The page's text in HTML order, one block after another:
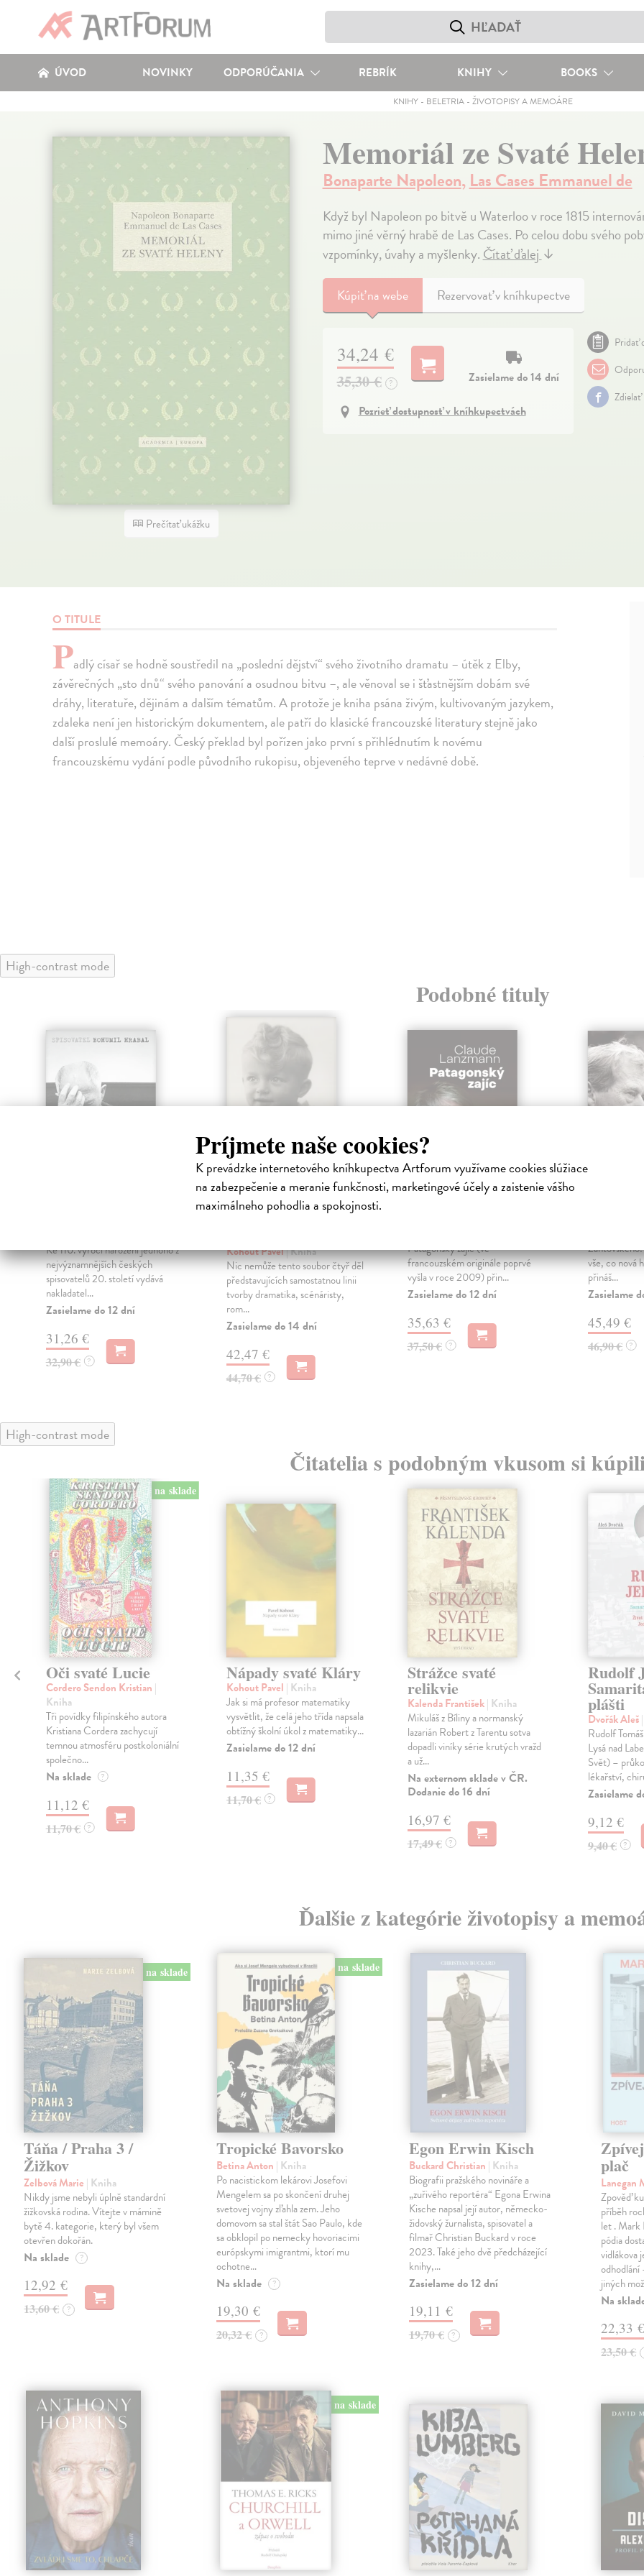
Príjmete naše cookies?
K prevádzke internetového kníhkupectva Artforum využívame cookies slúžiace
na zabezpečenie a meranie funkčnosti, marketingové účely a zaistenie vášho
maximálneho pohodlia a spokojnosti.
ÚVOD NOVINKY ODPORÚČANIA REBRÍK KNIHY BOOKS
KNIHY- BELETRIA- ŽIVOTOPISY A MEMOÁRE
Prečítať ukážku
Memoriál ze Svaté
Bonaparte Napoleon,Las Cases Emmanuel de
Když byl Napoleon po bitvě u Waterloo v roce 1815
mimo jiné věrný hrabě de Las Cases. Po celou dobu svého
vzpomínky, úvahy a myšlenky.Čítať ďalej↓
Kúpiťna webe Rezervovať v kníhkupectve
34,24 €
35,30 € ?
Zasielame do 14 dní
Pozrieť dostupnosť v kníhkupectvách
Pridať
Zdielať
O TITULE
Padlý císař se hodně soustředil na „poslední dějství“ svého životního dramatu – útěk z Elby,
závěrečných „sto dnů“ svého panování a osudnou bitvu –, ale věnoval se i šťastnějším dobám své
dráhy, literatuře, dějinám a dalším tématům. A protože je kniha psána živým, kultivovaným jazykem,
zdaleka není jen historickým dokumentem, ale patří do klasické francouzské literatury stejně jako
další proslulé memoáry. Český překlad byl pořízen jako první s přihlédnutím k novému
francouzskému vydání podle původního rukopisu, objeveného teprve v nedávné době.
High-contrast mode
Podobné tituly
Ke 110. výročí narození jednoho z
nejvýznamnějších českých
spisovatelů 20. století vydává
nakladatel...
Zasielame do 12 dní
31,26 €
32,90 € ?
Můj život s
Hitlerem, Stalinem
Kohout Pavel| Kniha
Nic nemůže tento soubor čtyř děl
představujících samostatnou linii
tvorby dramatika, scénáristy,
rom...
Zasielame do 14 dní
42,47 €
44,70 € ?
Patagonský zajíc (ve
francouzském originále poprvé
vyšla v roce 2009) přin...
Zasielame do 12 dní
35,63 €
37,50 € ?
Havel
vše, co nová
přináš...
Zasielame
45,49 €
46,90 € ?
High-contrast mode
Čitatelia s podobným vkusom si
na sklade
Oči svaté Lucie
Cordero Sendon Kristian |
Kniha
Tři povídky filipínského autora
Kristiana Cordera zachycují
temnou atmosféru postkoloniální
společno...
Na sklade ?
11,12 €
11,70 € ?
Nápady svaté Kláry
Kohout Pavel | Kniha
Jak si má profesor matematiky
vysvětlit, že celá jeho třída napsala
obtížný školní úkol z matematiky...
Zasielame do 12 dní
11,35 €
11,70 € ?
Strážce svaté
relikvie
Kalenda František| Kniha
Mikuláš z Bíliny a normanský
lazarián Robert z Tarentu sotva
dopadli viníky série krutých vražd
a už...
Na externom sklade v ČR.
Dodanie do 16 dní
16,97 €
17,49 € ?
Rudolf
plášti
Dvořák Aleš
Rudolf
Lysá nad
Svět) –
lékařství,
Zasielame
9,12 €
9,40 € ?
Ďalšie z kategórie životopisy a
na sklade
Táňa / Praha 3 /
Žižkov
Zelbová Marie | Kniha
Nikdy jsme nebyli úplně standardní
žižkovská rodina. Vítejte v mámině
bytě 4. kategorie, který byl všem
otevřen dokořán.
Na sklade ?
12,92 €
13,60 € ?
na sklade
Tropické Bavorsko
Betina Anton | Kniha
Po nacistickom lekárovi Josefovi
Mengelem sa po skončení druhej
svetovej vojny zľahla zem. Jeho
domovom sa stal štát Sao Paulo, kde
sa obklopil po nemecky hovoriacimi
európskymi imigrantmi, ktorí mu
ochotne…
Na sklade ?
19,30 €
20,32 € ?
Egon Erwin Kisch
Buckard Christian | Kniha
Biografii pražského novináře a
„zuřivého reportéra“ Egona Erwina
Kische napsal její autor, německo-
židovský žurnalista, spisovatel a
filmař Christian Buckard v roce
2023. Také jeho dvě předcházející
knihy,…
Zasielame do 12 dní
19,11 €
19,70 € ?
plač
Lanegan
Zpověď
příběh
let . Mark
pódia
vidlákova
jiných
Na
22,33 €
23,50 €
na sklade